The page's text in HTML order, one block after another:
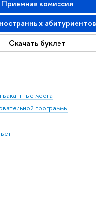
Приемная комиссия
абитуриентов
Скачать буклет
вакантные места
программы